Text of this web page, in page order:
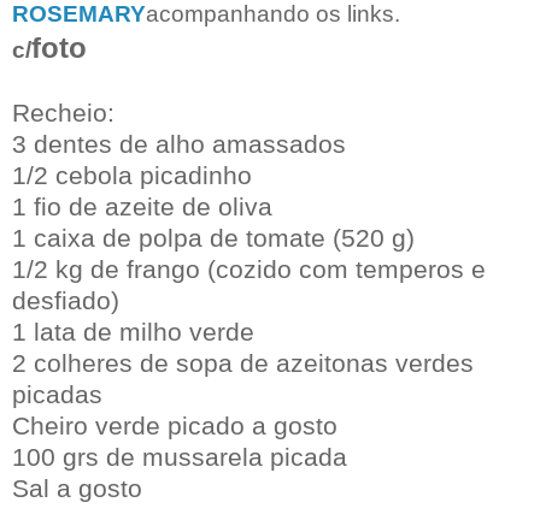
ROSEMARYacompanhando os links.
c/foto
Recheio:
3 dentes de alho amassados
1/2 cebola picadinho
1 fio de azeite de oliva
1 caixa de polpa de tomate (520 g)
1/2 kg de frango (cozido com temperos e
desfiado)
1 lata de milho verde
2 colheres de sopa de azeitonas verdes
picadas
Cheiro verde picado a gosto
100 grs de mussarela picada
Sal a gosto